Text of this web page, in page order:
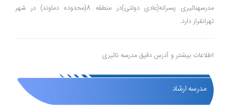
مدرسهنائیری پسرانه(عادی دولتی)در منطقه 8(محدوده دماوند) در شهر
تهرانقرار دارد.
اطلاعات بیشتر و آدرس دقیق مدرسه نائیری
مدرسه ارشاد